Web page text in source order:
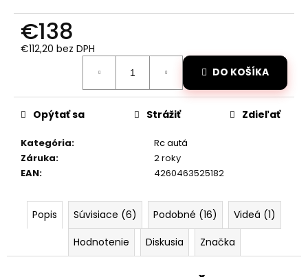
€138
€112,20 bez DPH
DO KOŠÍKA
Kategória:
Rc autá
Záruka:
2 roky
EAN: 4260463525182
Opýtať sa Strážiť Zdieľať
Popis Súvisiace (6) Podobné (16)
Videá (1)
Hodnotenie
Diskusia Značka
a
m
OVLÁDANÝ
TRAKTOR
1:20
RTR
2,4GHZ
€66